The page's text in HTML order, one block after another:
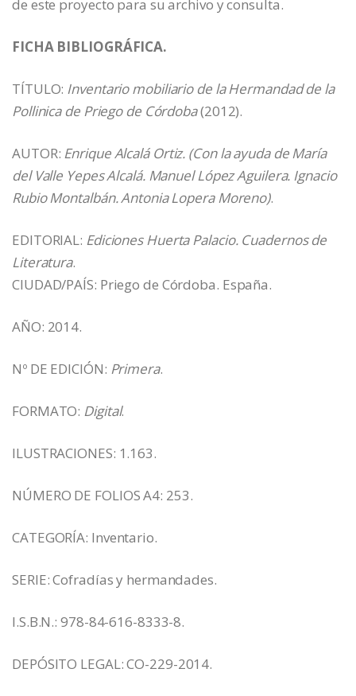
de este proyecto para su archivo y consulta.
FICHA BIBLIOGRÁFICA.
TÍTULO: Inventario mobiliario de la Hermandad de la
Pollinica de Priego de Córdoba(2012).
AUTOR: Enrique Alcalá Ortiz. (Con la ayuda de María
del Valle Yepes Alcalá. Manuel López Aguilera. Ignacio
Rubio Montalbán. Antonia Lopera Moreno).
EDITORIAL: Ediciones Huerta Palacio. Cuadernos de
Literatura.
CIUDAD/PAÍS: Priego de Córdoba. España.
AÑO: 2014.
Nº DE EDICIÓN: Primera.
FORMATO: Digital.
ILUSTRACIONES: 1.163.
NÚMERO DE FOLIOS A4: 253.
CATEGORÍA: Inventario.
SERIE: Cofradías y hermandades.
I.S.B.N.: 978-84-616-8333-8.
DEPÓSITO LEGAL: CO-229-2014.